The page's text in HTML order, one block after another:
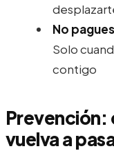
No
Solo
contigo
Prevención:
vuelva a